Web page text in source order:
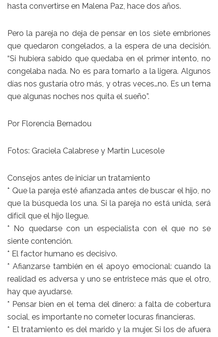
hasta convertirse en Malena Paz, hace dos años.
Pero la pareja no deja de pensar en los siete embriones
que quedaron congelados, a la espera de una decisión.
“Si hubiera sabido que quedaba en el primer intento, no
congelaba nada. No es para tomarlo a la ligera. Algunos
días nos gustaría otro más, y otras veces…no. Es un tema
que algunas noches nos quita el sueño”.
Por Florencia Bernadou
Fotos: Graciela Calabrese y Martín Lucesole
Consejos antes de iniciar un tratamiento
* Que la pareja esté afianzada antes de buscar el hijo, no
que la búsqueda los una. Si la pareja no está unida, será
difícil que el hijo llegue.
* No quedarse con un especialista con el que no se
siente contención.
* El factor humano es decisivo.
* Afianzarse también en el apoyo emocional: cuando la
realidad es adversa y uno se entristece más que el otro,
hay que ayudarse.
* Pensar bien en el tema del dinero: a falta de cobertura
social, es importante no cometer locuras financieras.
* El tratamiento es del marido y la mujer. Si los de afuera